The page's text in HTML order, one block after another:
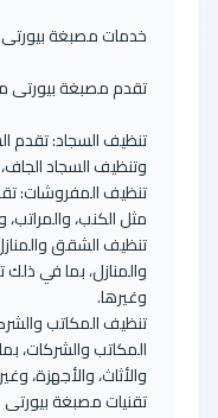
خدمات مصبغة بيورتى
تقدم مصبغة بيورتى
تنظيف السجاد: تقدم
وتنظيف السجاد
تنظيف المفروشات:
مثل الكنب، والمراتب،
تنظيف الشقق
والمنازل، بما في ذلك
وغيرها.
تنظيف المكاتب
المكاتب والشركات،
والأثاث، والأجهزة،
تقنيات مصبغة بيورتى